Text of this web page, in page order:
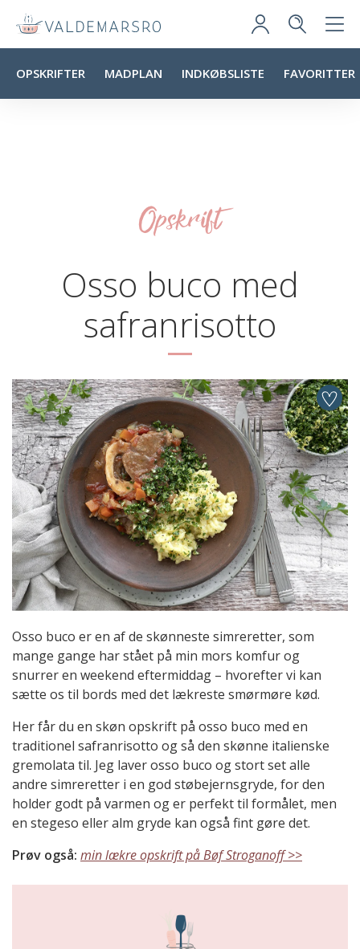
OPSKRIFTER MADPLAN INDKØBSLISTE FAVORITTER
Opskrift
Osso buco med
safranrisotto
Osso buco er en af de skønneste simreretter, som
mange gange har stået på min mors komfur og
snurrer en weekend eftermiddag – hvorefter vi kan
sætte os til bords med det lækreste smørmøre kød.
Her får du en skøn opskrift på osso buco med en
traditionel safranrisotto og så den skønne italienske
gremolata til. Jeg laver osso buco og stort set alle
andre simreretter i en god støbejernsgryde, for den
holder godt på varmen og er perfekt til formålet, men
en stegeso eller alm gryde kan også fint gøre det.
Prøv også: min lækre opskrift på Bøf Stroganoff >>